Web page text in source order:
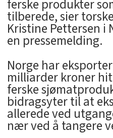
ferske produkter
tilberede, sier
Kristine Pettersen i
en pressemelding.
Norge har
milliarder kroner
ferske
bidragsyter til at
allerede ved
nær ved å tangere